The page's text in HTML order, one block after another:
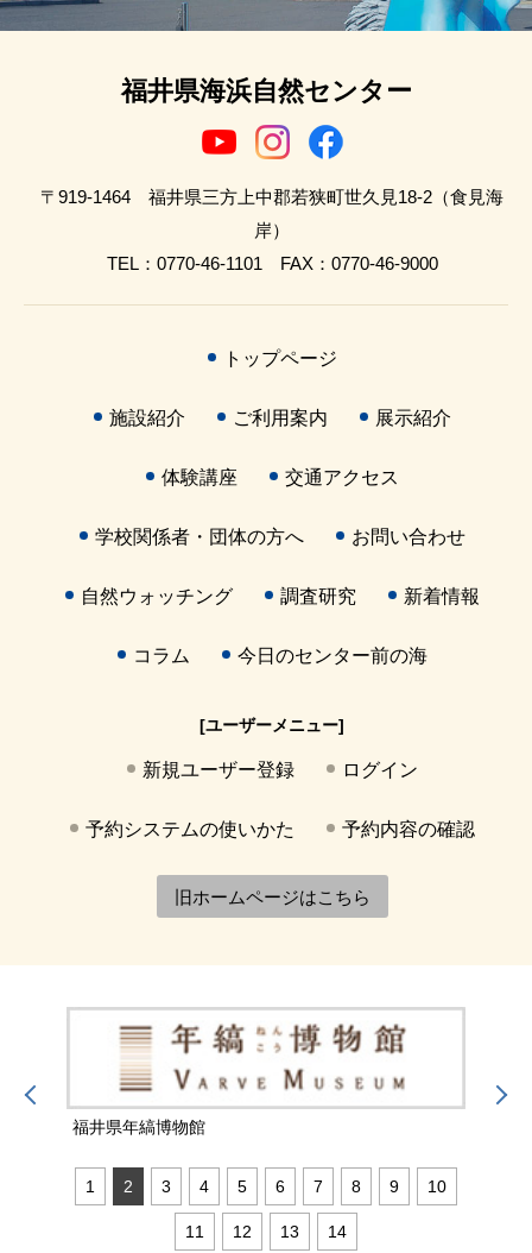
福井県海浜自然センター
〒919-1464 福井県三方上中郡若狭町世久見18-2（食見海
岸）
TEL：0770-46-1101 FAX：0770-46-9000
トップページ
施設紹介 ご利用案内 展示紹介
体験講座 交通アクセス
学校関係者・団体の方へ お問い合わせ
自然ウォッチング 調査研究 新着情報
コラム 今日のセンター前の海
[ユーザーメニュー]
新規ユーザー登録 ログイン
予約システムの使いかた 予約内容の確認
旧ホームページはこちら
福井県年縞博物館
1 2 3 4 5 6 7 8 9 10
11 12 13 14